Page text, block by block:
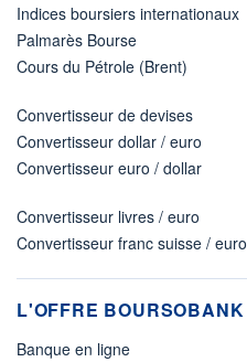
Indices boursiers internationaux
Palmarès Bourse
Cours du Pétrole (Brent)
Convertisseur de devises
Convertisseur dollar / euro
Convertisseur euro / dollar
Convertisseur livres / euro
Convertisseur franc suisse / euro
L'OFFRE BOURSOBANK
Banque en ligne